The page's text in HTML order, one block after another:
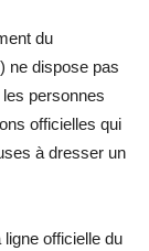
du
ne dispose pas
personnes
officielles qui
à dresser un
officielle du